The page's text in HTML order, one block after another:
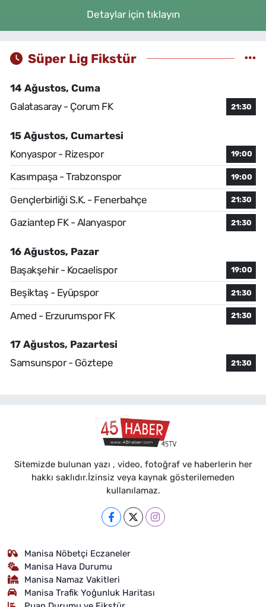
Detaylar için tıklayın
Süper Lig Fikstür
14 Ağustos, Cuma
Galatasaray - Çorum FK
21:30
15 Ağustos, Cumartesi
Konyaspor - Rizespor
19:00
Kasımpaşa - Trabzonspor 19:00
Gençlerbirliği S.K. - Fenerbahçe 21:30
Gaziantep FK - Alanyaspor 21:30
16 Ağustos, Pazar
Başakşehir - Kocaelispor
19:00
Beşiktaş - Eyüpspor 21:30
Amed - Erzurumspor FK 21:30
17 Ağustos, Pazartesi
Samsunspor - Göztepe
21:30
Sitemizde bulunan yazı , video, fotoğraf ve haberlerin her
hakkı saklıdır.İzinsiz veya kaynak gösterilemeden
kullanılamaz.
Manisa Nöbetçi Eczaneler
Manisa Hava Durumu
Manisa Namaz Vakitleri
Manisa Trafik Yoğunluk Haritası